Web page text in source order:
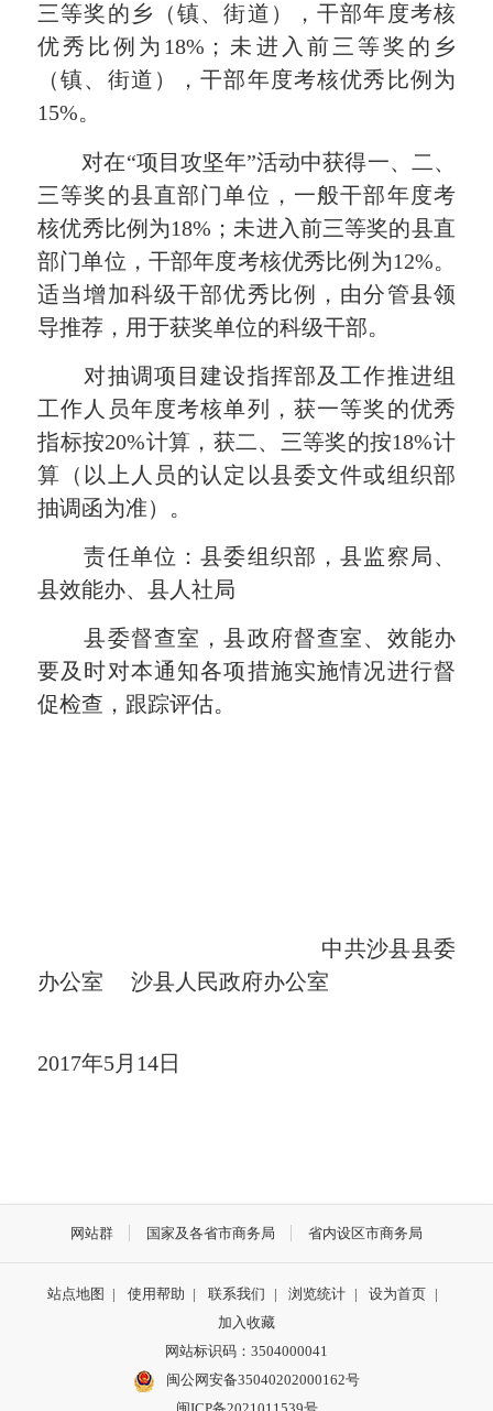
三等奖的乡（镇、街道），干部年度考核
优秀比例为18%；未进入前三等奖的乡
（镇、街道），干部年度考核优秀比例为
15%。
对在“项目攻坚年”活动中获得一、二、
三等奖的县直部门单位，一般干部年度考
核优秀比例为18%；未进入前三等奖的县直
部门单位，干部年度考核优秀比例为12%。
适当增加科级干部优秀比例，由分管县领
导推荐，用于获奖单位的科级干部。
对抽调项目建设指挥部及工作推进组
工作人员年度考核单列，获一等奖的优秀
指标按20%计算，获二、三等奖的按18%计
算（以上人员的认定以县委文件或组织部
抽调函为准）。
责任单位：县委组织部，县监察局、
县效能办、县人社局
县委督查室，县政府督查室、效能办
要及时对本通知各项措施实施情况进行督
促检查，跟踪评估。
中共沙县县委
办公室 沙县人民政府办公室
2017年5月14日
网站群 国家及各省市商务局 省内设区市商务局
站点地图 | 使用帮助 | 联系我们 | 浏览统计 | 设为首页 |
加入收藏
网站标识码：3504000041
闽公网安备35040202000162号